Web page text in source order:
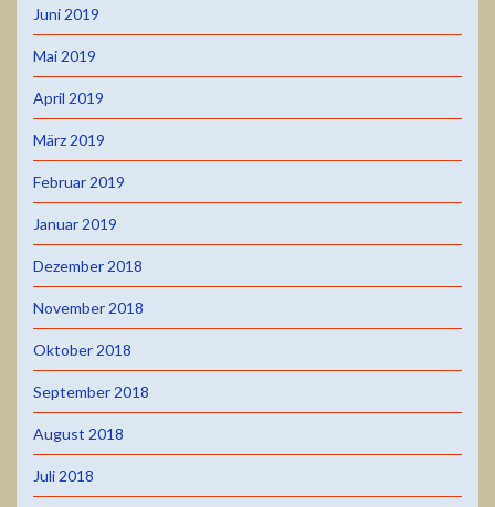
Juni 2019
Mai 2019
April 2019
März 2019
Februar 2019
Januar 2019
Dezember 2018
November 2018
Oktober 2018
September 2018
August 2018
Juli 2018